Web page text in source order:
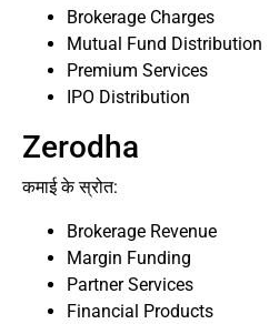
Brokerage Charges
Mutual Fund Distribution
Premium Services
IPO Distribution
Zerodha
कमाई के स्रोत:
Brokerage Revenue
Margin Funding
Partner Services
Financial Products